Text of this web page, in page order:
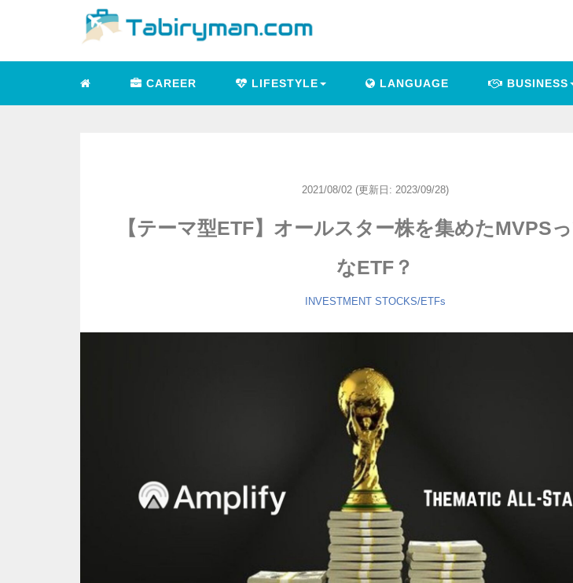
CAREER LIFESTYLE LANGUAGE BUSINESS
2021/08/02 (更新日: 2023/09/28)
【テーマ型ETF】オールスター株を集めたMVPS
なETF？
INVESTMENT STOCKS/ETFs